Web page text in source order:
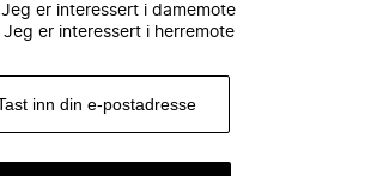
Jeg er interessert i damemote
Jeg er interessert i herremote